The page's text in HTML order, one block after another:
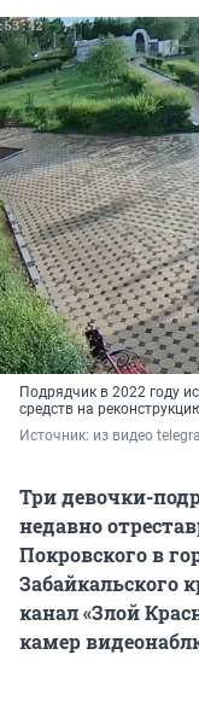
Подрядчик в 2022 году
средств на
Источник: из видео
Три девочки-
недавно
Покровского в
Забайкальского
канал «Злой
камер